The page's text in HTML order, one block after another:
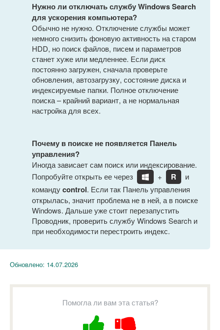
Нужно ли отключать службу Windows Search
для ускорения компьютера?
Обычно не нужно. Отключение службы может
немного снизить фоновую активность на старом
HDD, но поиск файлов, писем и параметров
станет хуже или медленнее. Если диск
постоянно загружен, сначала проверьте
обновления, автозагрузку, состояние диска и
индексируемые папки. Полное отключение
поиска – крайний вариант, а не нормальная
настройка для всех.
Почему в поиске не появляется Панель
управления?
Иногда зависает сам поиск или индексирование.
Попробуйте открыть ее через
+ R
и
командуcontrol. Если так Панель управления
открылась, значит проблема не в ней, а в поиске
Windows. Дальше уже стоит перезапустить
Проводник, проверить службу Windows Search и
при необходимости перестроить индекс.
Обновлено: 14.07.2026
Помогла ли вам эта статья?